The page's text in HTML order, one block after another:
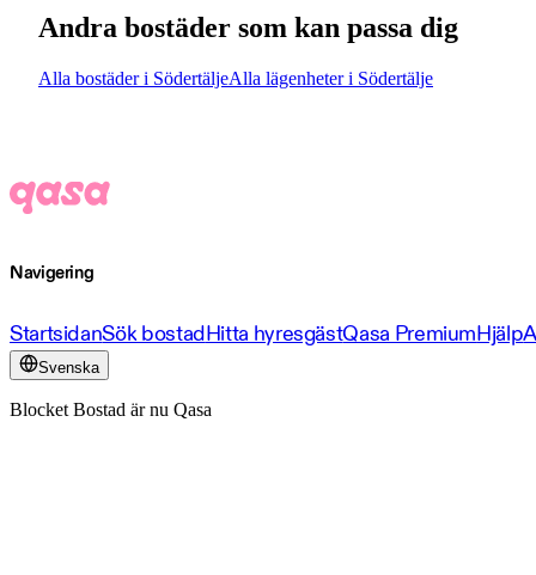
Andra bostäder som kan passa dig
Alla bostäder i SödertäljeAlla lägenheter i Södertälje
Navigering
StartsidanSök bostadHitta hyresgästQasa PremiumHjälp
Svenska
Blocket Bostad är nu Qasa